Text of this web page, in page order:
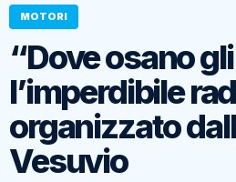
MOTORI
“Dove osano
l’imperdibile
organizzato
Vesuvio